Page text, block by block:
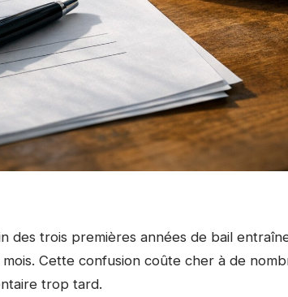
des trois premières années de bail
Cette confusion coûte cher à de
trop tard.